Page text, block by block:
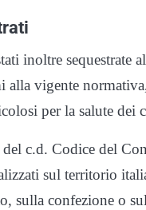
inoltre sequestrate
alla vigente
per la salute dei
c.d. Codice del
sul territorio
sulla confezione o